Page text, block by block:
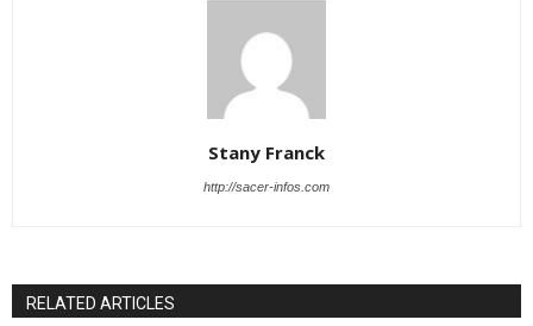
Stany Franck
http://sacer-infos.com
RELATED ARTICLES